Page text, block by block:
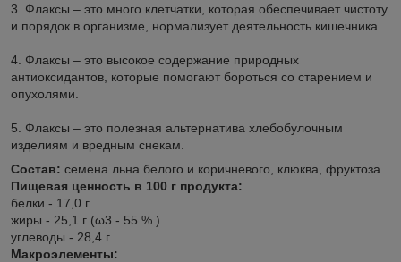
3. Флаксы – это много клетчатки, которая обеспечивает чистоту
и порядок в организме, нормализует деятельность кишечника.
4. Флаксы – это высокое содержание природных
антиоксидантов, которые помогают бороться со старением и
опухолями.
5. Флаксы – это полезная альтернатива хлебобулочным
изделиям и вредным снекам.
Состав: семена льна белого и коричневого, клюква, фруктоза
Пищевая ценность в 100 г продукта:
белки - 17,0 г
жиры - 25,1 г (ω3 - 55 % )
углеводы - 28,4 г
Макроэлементы: